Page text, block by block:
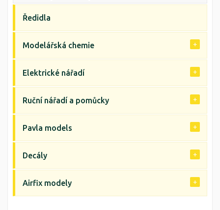
Ředidla
Modelářská chemie
Elektrické nářadí
Ruční nářadí a pomůcky
Pavla models
Decály
Airfix modely